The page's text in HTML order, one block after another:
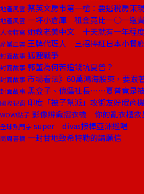
地產風雲 蔡英文房市第一槍：要逃稅房東
地產風雲 一坪小倉庫 租金竟比一○一還貴
人物特寫 她教老美中文 十天就有一年程度
產業風雲 王牌代理人 三招捧紅日本小餐
封面故事 狐狸戰爭
封面故事 郭董為何苦追錢坑夏普？
封面故事 市場看法》60萬鴻海股東，要跟
封面故事 黑盒子、傀儡社長⋯⋯夏普竟是
國際視窗 印度「被子幫派」攻街友好眠商機
WOW!點子 影像辨識摺衣機 你的亂衣櫃救
全球熱門字 super divas接棒亞洲巡唱
商周書摘 一封甘地致希特勒的請願信